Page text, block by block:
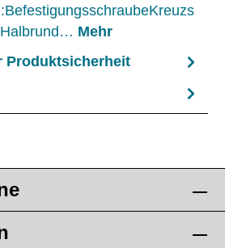
Mehr
Produktsicherheit